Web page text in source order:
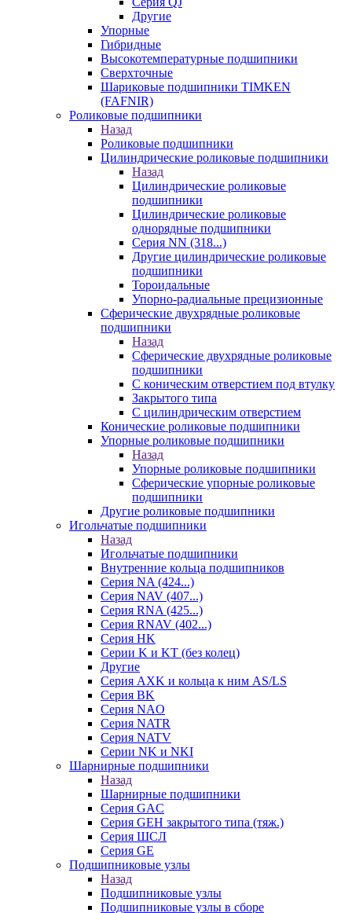
Другие
Упорные
Гибридные
Высокотемпературные подшипники
Сверхточные
Шариковые подшипники TIMKEN
(FAFNIR)
Роликовые подшипники
Назад
Роликовые подшипники
Цилиндрические роликовые подшипники
Назад
Цилиндрические роликовые
подшипники
Цилиндрические роликовые
однорядные подшипники
Серия NN (318...)
Другие цилиндрические роликовые
подшипники
Тороидальные
Упорно-радиальные прецизионные
Сферические двухрядные роликовые
подшипники
Назад
Сферические двухрядные роликовые
подшипники
С коническим отверстием под втулку
Закрытого типа
С цилиндрическим отверстием
Конические роликовые подшипники
Упорные роликовые подшипники
Назад
Упорные роликовые подшипники
Сферические упорные роликовые
подшипники
Другие роликовые подшипники
Игольчатые подшипники
Назад
Игольчатые подшипники
Внутренние кольца подшипников
Серия NA (424...)
Серия NAV (407...)
Серия RNA (425...)
Серия RNAV (402...)
Серия HK
Серии K и KT (без колец)
Другие
Серия AXK и кольца к ним AS/LS
Серия BK
Серия NAO
Серия NATR
Серия NATV
Серии NK и NKI
Шарнирные подшипники
Назад
Шарнирные подшипники
Серия GAC
Серия GEH закрытого типа (тяж.)
Серия ШСЛ
Серия GE
Подшипниковые узлы
Назад
Подшипниковые узлы
Подшипниковые узлы в сборе